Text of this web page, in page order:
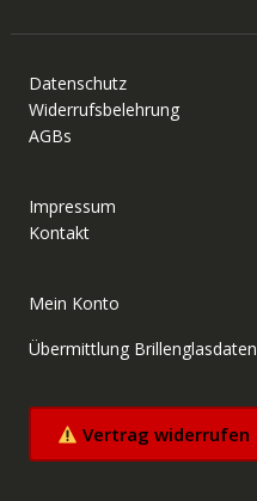
Datenschutz
Widerrufsbelehrung
AGBs
Impressum
Kontakt
Mein Konto
Übermittlung Brillenglasdaten
Vertrag widerrufen